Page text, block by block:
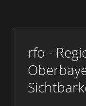
rfo -